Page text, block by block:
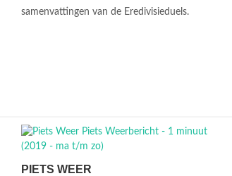
samenvattingen van de Eredivisieduels.
PIETS WEER